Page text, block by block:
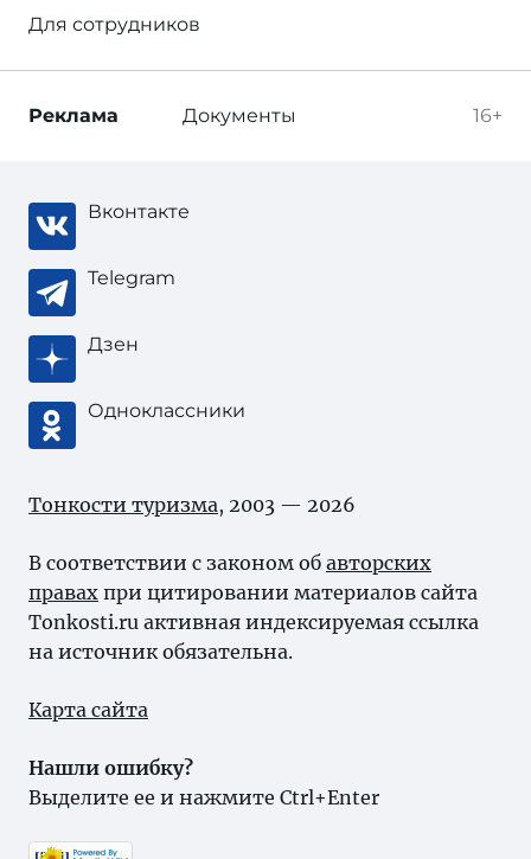
Для сотрудников
16+
Реклама Документы
Вконтакте
Telegram
Дзен
Одноклассники
Тонкости туризма, 2003 — 2026
В соответствии с законом об авторских
правах при цитировании материалов сайта
Tonkosti.ru активная индексируемая ссылка
на источник обязательна.
Карта сайта
Нашли ошибку?
Выделите ее и нажмите Ctrl+Enter